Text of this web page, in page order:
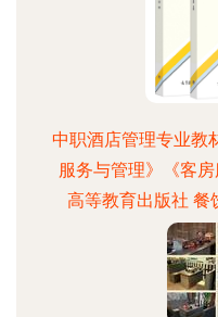
中职酒店管理专业教
服务与管理》《客
高等教育出版社 餐